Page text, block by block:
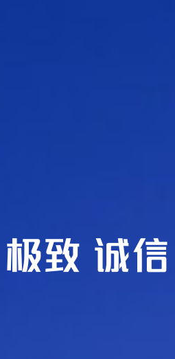
致 诚